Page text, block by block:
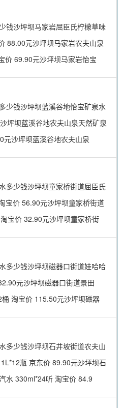
钱沙坪坝马家岩屈臣氏柠檬草味
88.00元沙坪坝马家岩农夫山泉
价 69.90元沙坪坝马家岩怡宝
少钱沙坪坝蓝溪谷地怡宝矿泉水
坪坝蓝溪谷地农夫山泉天然矿泉
沙坪坝蓝溪谷地农夫山泉
多少钱沙坪坝童家桥街道屈臣氏
宝价 56.90元沙坪坝童家桥街道
宝价 32.90元沙坪坝童家桥街
多少钱沙坪坝磁器口街道娃哈哈
元沙坪坝磁器口街道景田
淘宝价 115.50元沙坪坝磁器
多少钱沙坪坝石井坡街道农夫山
瓶 京东价 89.90元沙坪坝石
水 330ml*24听 淘宝价 84.9